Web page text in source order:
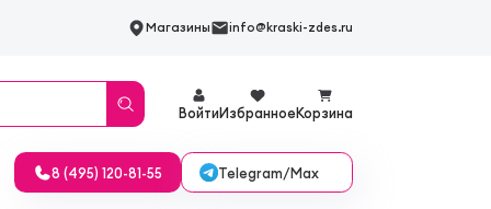
Магазины info@kraski-zdes.ru
ВойтиИзбранноеКорзина
8 (495) 120-81-55 Telegram/Max